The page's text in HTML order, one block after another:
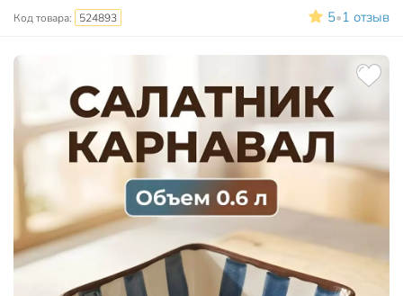
Код товара: 524893 5•1 отзыв